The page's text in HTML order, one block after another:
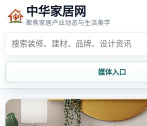
中华家居网
聚焦家居产业动态与生活美学
媒体入口
家居资讯